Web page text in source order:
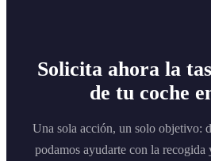
Solicita ahora la
de tu coche
Una sola acción, un solo objetivo:
podamos ayudarte con la